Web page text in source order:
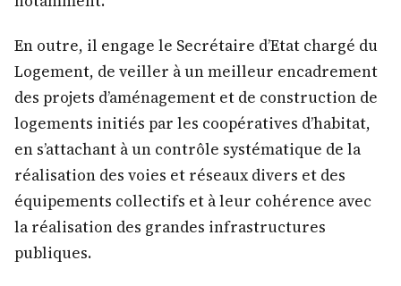
En outre, il engage le Secrétaire d’Etat chargé du
Logement, de veiller à un meilleur encadrement
des projets d’aménagement et de construction de
logements initiés par les coopératives d’habitat,
en s’attachant à un contrôle systématique de la
réalisation des voies et réseaux divers et des
équipements collectifs et à leur cohérence avec
la réalisation des grandes infrastructures
publiques.